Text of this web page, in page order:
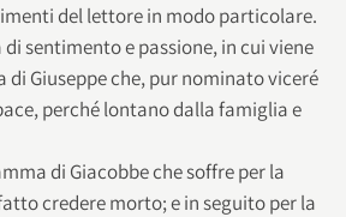
del lettore in modo particolare.
sentimento e passione, in cui viene
di Giuseppe che, pur nominato viceré
perché lontano dalla famiglia e
di Giacobbe che soffre per la
credere morto; e in seguito per la